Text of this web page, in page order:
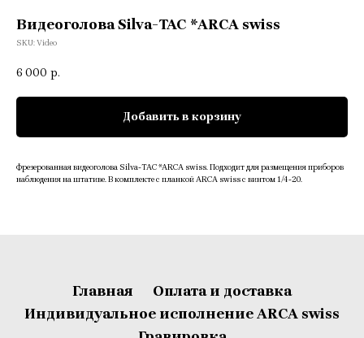
Видеоголова Silva-TAC *ARCA swiss
SKU:Video
6 000 р.
Добавить в корзину
Фрезерованная видеоголова Silva-TAC *ARCA swiss. Подходит для размещения приборов
наблюдения на штативе. В комплекте с планкой ARCA swiss с винтом 1/4-20.
Главная
Оплата и доставка
Индивидуальное исполнение ARCA swiss